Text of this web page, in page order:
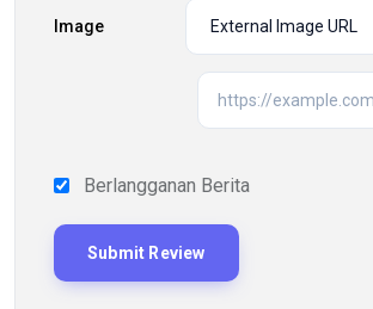
Image
Berlangganan Berita